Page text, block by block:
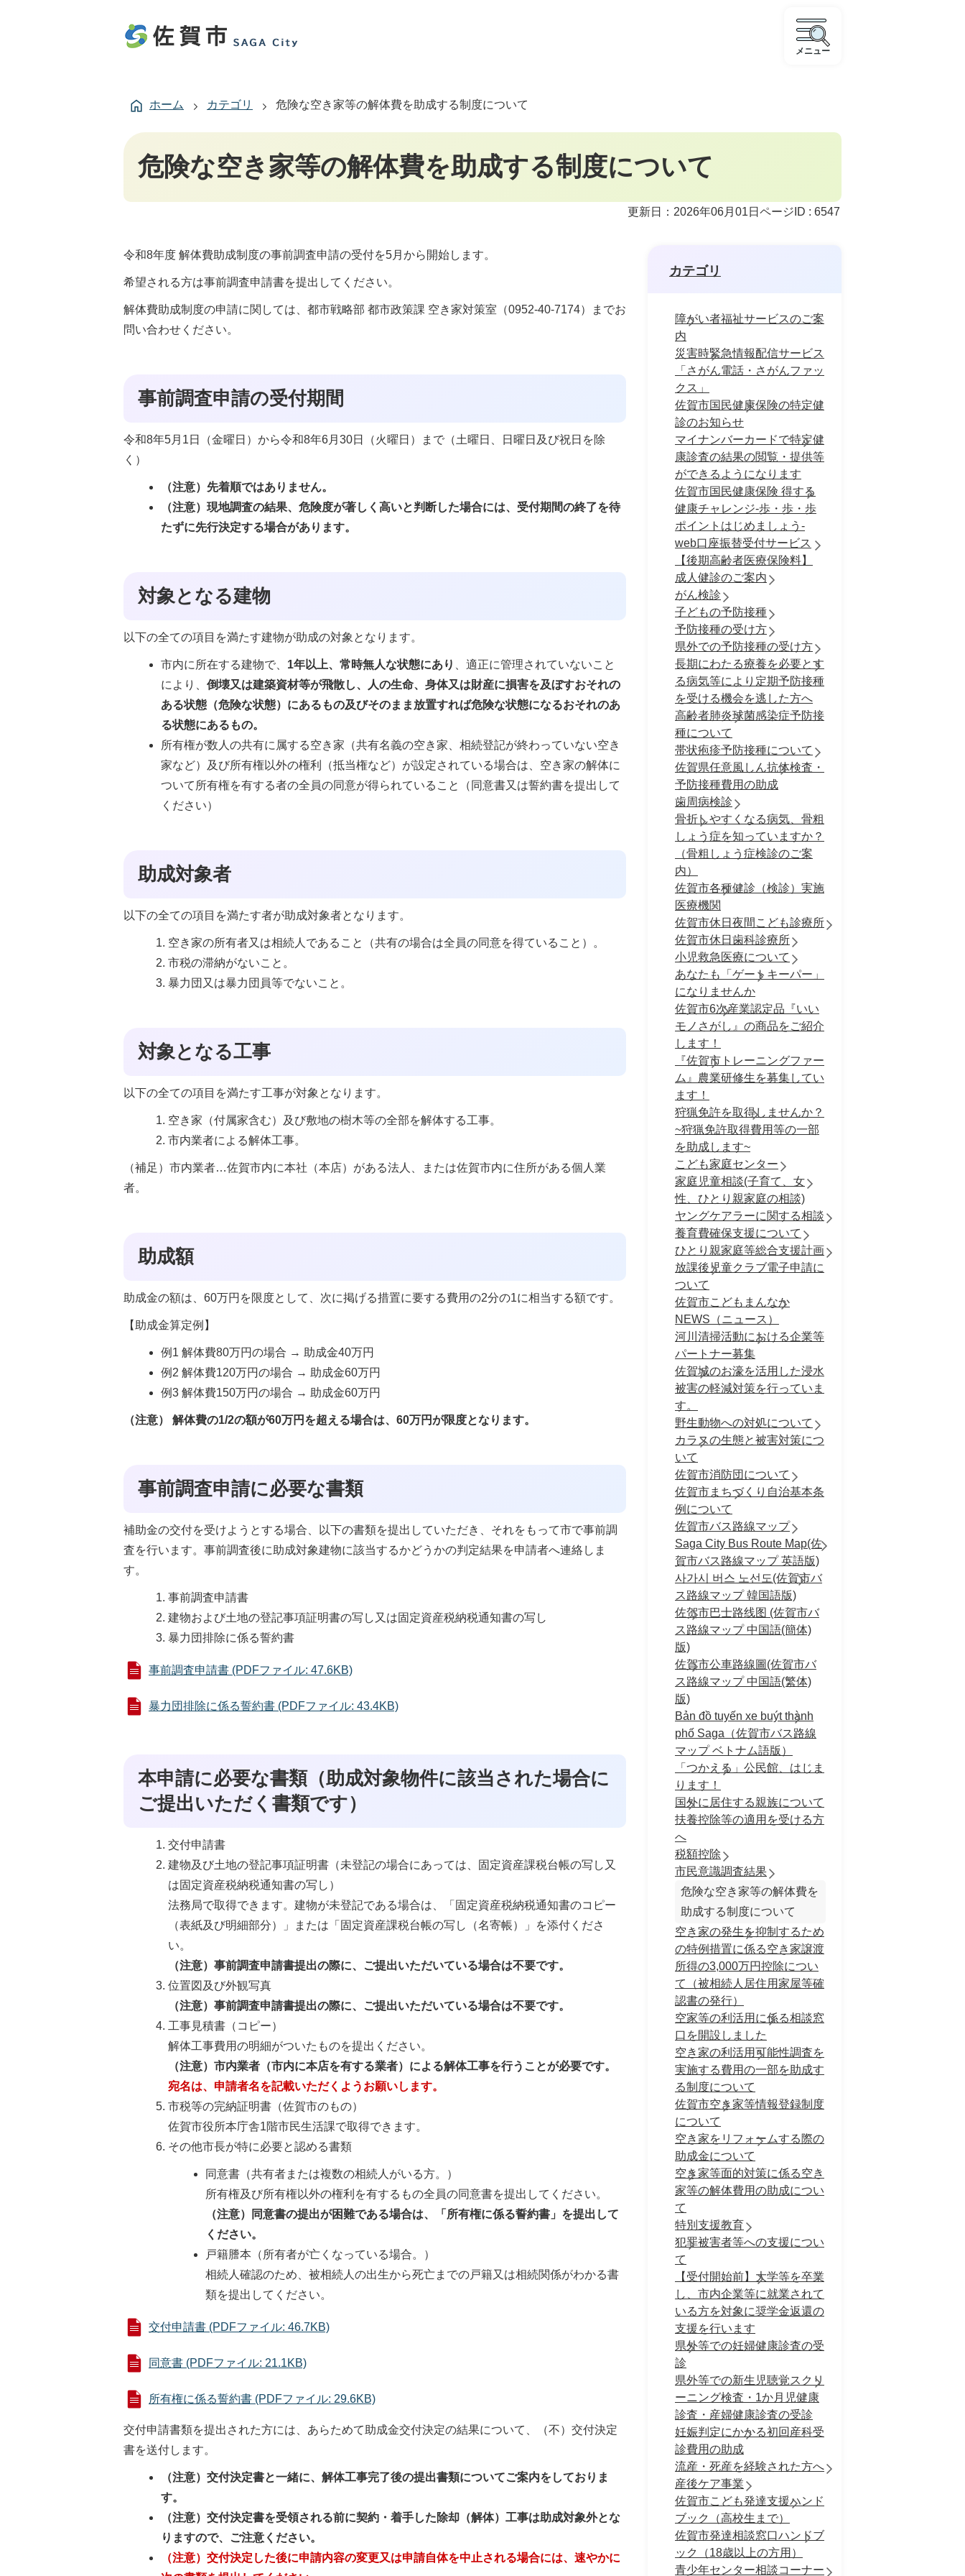
メニュー
ホーム カテゴリ 危険な空き家等の解体費を助成する制度について
危険な空き家等の解体費を助成する制度について
更新日：2026年06月01日 ページID : 6547
令和8年度 解体費助成制度の事前調査申請の受付を5月から開始します。
希望される方は事前調査申請書を提出してください。
解体費助成制度の申請に関しては、都市戦略部 都市政策課 空き家対策室（0952-40-7174）までお
問い合わせください。
事前調査申請の受付期間
令和8年5月1日（金曜日）から令和8年6月30日（火曜日）まで（土曜日、日曜日及び祝日を除
く）
（注意）先着順ではありません。
（注意）現地調査の結果、危険度が著しく高いと判断した場合には、受付期間の終了を待
たずに先行決定する場合があります。
対象となる建物
以下の全ての項目を満たす建物が助成の対象となります。
市内に所在する建物で、 1年以上、常時無人な状態にあり
、適正に管理されていないこと
により、倒壊又は建築資材等が飛散し、人の生命、身体又は財産に損害を及ぼすおそれの
ある状態（危険な状態）にあるもの及びそのまま放置すれば危険な状態になるおそれのあ
る状態にあるもの。
所有権が数人の共有に属する空き家（共有名義の空き家、相続登記が終わっていない空き
家など）及び所有権以外の権利（抵当権など）が設定されている場合は、空き家の解体に
ついて所有権を有する者の全員の同意が得られていること（同意書又は誓約書を提出して
ください）
助成対象者
以下の全ての項目を満たす者が助成対象者となります。
空き家の所有者又は相続人であること（共有の場合は全員の同意を得ていること）。
市税の滞納がないこと。
暴力団又は暴力団員等でないこと。
対象となる工事
以下の全ての項目を満たす工事が対象となります。
空き家（付属家含む）及び敷地の樹木等の全部を解体する工事。
市内業者による解体工事。
（補足）市内業者…佐賀市内に本社（本店）がある法人、または佐賀市内に住所がある個人業
者。
助成額
助成金の額は、60万円を限度として、次に掲げる措置に要する費用の2分の1に相当する額です。
【助成金算定例】
例1 解体費80万円の場合 → 助成金40万円
例2 解体費120万円の場合 → 助成金60万円
例3 解体費150万円の場合 → 助成金60万円
（注意） 解体費の1/2の額が60万円を超える場合は、60万円が限度となります。
事前調査申請に必要な書類
補助金の交付を受けようとする場合、以下の書類を提出していただき、それをもって市で事前調
査を行います。事前調査後に助成対象建物に該当するかどうかの判定結果を申請者へ連絡しま
す。
事前調査申請書
建物および土地の登記事項証明書の写し又は固定資産税納税通知書の写し
暴力団排除に係る誓約書
事前調査申請書 (PDFファイル: 47.6KB)
暴力団排除に係る誓約書 (PDFファイル: 43.4KB)
本申請に必要な書類（助成対象物件に該当された場合に
ご提出いただく書類です）
交付申請書
建物及び土地の登記事項証明書（未登記の場合にあっては、固定資産課税台帳の写し又
は固定資産税納税通知書の写し）
法務局で取得できます。建物が未登記である場合は、「固定資産税納税通知書のコピー
（表紙及び明細部分）」または「固定資産課税台帳の写し（名寄帳）」を添付くださ
い。
（注意）事前調査申請書提出の際に、ご提出いただいている場合は不要です。
位置図及び外観写真
（注意）事前調査申請書提出の際に、ご提出いただいている場合は不要です。
工事見積書（コピー）
解体工事費用の明細がついたものを提出ください。
（注意）市内業者（市内に本店を有する業者）による解体工事を行うことが必要です。
宛名は、申請者名を記載いただくようお願いします。
市税等の完納証明書（佐賀市のもの）
佐賀市役所本庁舎1階市民生活課で取得できます。
その他市長が特に必要と認める書類
同意書（共有者または複数の相続人がいる方。）
所有権及び所有権以外の権利を有するもの全員の同意書を提出してください。
（注意）同意書の提出が困難である場合は、「所有権に係る誓約書」を提出して
ください。
戸籍謄本（所有者が亡くなっている場合。）
相続人確認のため、被相続人の出生から死亡までの戸籍又は相続関係がわかる書
類を提出してください。
交付申請書 (PDFファイル: 46.7KB)
同意書 (PDFファイル: 21.1KB)
所有権に係る誓約書 (PDFファイル: 29.6KB)
交付申請書類を提出された方には、あらためて助成金交付決定の結果について、（不）交付決定
書を送付します。
（注意）交付決定書と一緒に、解体工事完了後の提出書類についてご案内をしておりま
す。
（注意）交付決定書を受領される前に契約・着手した除却（解体）工事は助成対象外とな
りますので、ご注意ください。
（注意）交付決定した後に申請内容の変更又は申請自体を中止される場合には、速やかに
カテゴリ
障がい者福祉サービスのご案
内
災害時緊急情報配信サービス
「さがん電話・さがんファッ
クス」
佐賀市国民健康保険の特定健
診のお知らせ
マイナンバーカードで特定健
康診査の結果の閲覧・提供等
ができるようになります
佐賀市国民健康保険 得する
健康チャレンジ-歩・歩・歩
ポイントはじめましょう-
web口座振替受付サービス
【後期高齢者医療保険料】
成人健診のご案内
がん検診
子どもの予防接種
予防接種の受け方
県外での予防接種の受け方
長期にわたる療養を必要とす
る病気等により定期予防接種
を受ける機会を逃した方へ
高齢者肺炎球菌感染症予防接
種について
帯状疱疹予防接種について
佐賀県任意風しん抗体検査・
予防接種費用の助成
歯周病検診
骨折しやすくなる病気、骨粗
しょう症を知っていますか？
（骨粗しょう症検診のご案
内）
佐賀市各種健診（検診）実施
医療機関
佐賀市休日夜間こども診療所
佐賀市休日歯科診療所
小児救急医療について
あなたも「ゲートキーパー」
になりませんか
佐賀市6次産業認定品『いい
モノさがし』の商品をご紹介
します！
『佐賀市トレーニングファー
ム』農業研修生を募集してい
ます！
狩猟免許を取得しませんか？
~狩猟免許取得費用等の一部
を助成します~
こども家庭センター
家庭児童相談(子育て、女
性、ひとり親家庭の相談)
ヤングケアラーに関する相談
養育費確保支援について
ひとり親家庭等総合支援計画
放課後児童クラブ電子申請に
ついて
佐賀市こどもまんなか
NEWS（ニュース）
河川清掃活動における企業等
パートナー募集
佐賀城のお濠を活用した浸水
被害の軽減対策を行っていま
す。
野生動物への対処について
カラスの生態と被害対策につ
いて
佐賀市消防団について
佐賀市まちづくり自治基本条
例について
佐賀市バス路線マップ
Saga City Bus Route Map(佐
賀市バス路線マップ 英語版)
사가시 버스 노선도(佐賀市バ
ス路線マップ 韓国語版)
佐贺市巴士路线图 (佐賀市バ
ス路線マップ 中国語(簡体)
版)
佐賀市公車路線圖(佐賀市バ
ス路線マップ 中国語(繁体)
版)
Bản đồ tuyến xe buýt thành
phố Saga（佐賀市バス路線
マップ ベトナム語版）
「つかえる」公民館、はじま
ります！
国外に居住する親族について
扶養控除等の適用を受ける方
へ
税額控除
市民意識調査結果
危険な空き家等の解体費を
助成する制度について
空き家の発生を抑制するため
の特例措置に係る空き家譲渡
所得の3,000万円控除につい
て（被相続人居住用家屋等確
認書の発行）
空家等の利活用に係る相談窓
口を開設しました
空き家の利活用可能性調査を
実施する費用の一部を助成す
る制度について
佐賀市空き家等情報登録制度
について
空き家をリフォームする際の
助成金について
空き家等面的対策に係る空き
家等の解体費用の助成につい
て
特別支援教育
犯罪被害者等への支援につい
て
【受付開始前】大学等を卒業
し、市内企業等に就業されて
いる方を対象に奨学金返還の
支援を行います
県外等での妊婦健康診査の受
診
県外等での新生児聴覚スクリ
ーニング検査・1か月児健康
診査・産婦健康診査の受診
妊娠判定にかかる初回産科受
診費用の助成
流産・死産を経験された方へ
産後ケア事業
佐賀市こども発達支援ハンド
ブック（高校生まで）
佐賀市発達相談窓口ハンドブ
ック（18歳以上の方用）
青少年センター相談コーナー